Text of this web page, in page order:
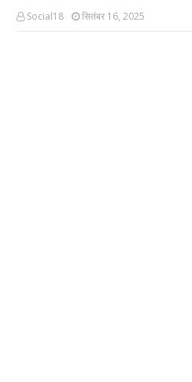
Social18 सितंबर 16, 2025